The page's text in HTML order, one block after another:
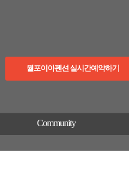
월포이아펜션 실시간예약하기
Community